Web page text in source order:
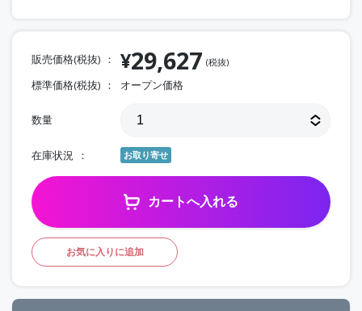
販売価格(税抜) ¥29,627 (税抜)
標準価格(税抜) オープン価格
数量
在庫状況 お取り寄せ
カートへ入れる
お気に入りに追加